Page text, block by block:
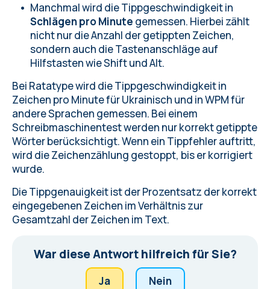
Manchmal wird die Tippgeschwindigkeit in
Schlägen pro Minute gemessen. Hierbei zählt
nicht nur die Anzahl der getippten Zeichen,
sondern auch die Tastenanschläge auf
Hilfstasten wie Shift und Alt.
Bei Ratatype wird die Tippgeschwindigkeit in
Zeichen pro Minute für Ukrainisch und in WPM für
andere Sprachen gemessen. Bei einem
Schreibmaschinentestwerden nur korrekt getippte
Wörter berücksichtigt. Wenn ein Tippfehler auftritt,
wird die Zeichenzählung gestoppt, bis er korrigiert
wurde.
Die Tippgenauigkeit ist der Prozentsatz der korrekt
eingegebenen Zeichen im Verhältnis zur
Gesamtzahl der Zeichen im Text.
War diese Antwort hilfreich für Sie?
Ja Nein